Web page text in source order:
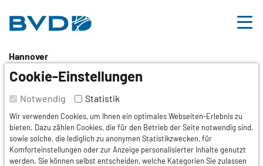
Hannover
57. Jahrestagung des LV
Niedersachsen im BVDD
e.V.
Tagung, Verbandstermin,Fortbildung
Cookie-Einstellungen
Notwendig Statistik
Wir verwenden Cookies, um Ihnen ein optimales Webseiten-Erlebnis zu
bieten. Dazu zählen Cookies, die für den Betrieb der Seite notwendig sind,
sowie solche, die lediglich zu anonymen Statistikzwecken, für
Komforteinstellungen oder zur Anzeige personalisierter Inhalte genutzt
werden. Sie können selbst entscheiden, welche Kategorien Sie zulassen